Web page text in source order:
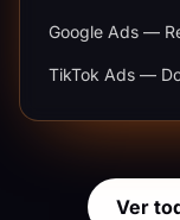
Google Ads —
TikTok Ads —
Ver